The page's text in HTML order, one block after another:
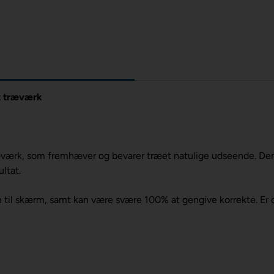
træværk
som fremhæver og bevarer træet natulige udseende.
skærm, samt kan være svære 100% at gengive korrekte.